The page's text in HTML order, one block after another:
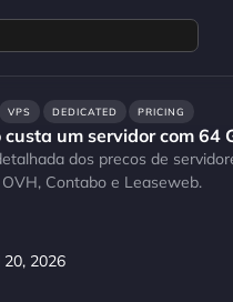
VPS DEDICATED PRICING
um servidor com 64
dos precos de
Contabo e Leaseweb.
20, 2026